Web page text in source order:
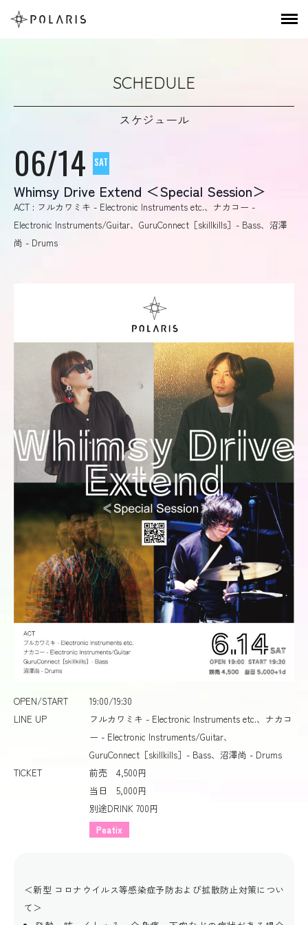
SCHEDULE
スケジュール
06/14 SAT
Whimsy Drive Extend ＜Special Session＞
ACT : フルカワミキ - Electronic Instruments etc.、ナカコー -
Electronic Instruments/Guitar、GuruConnect［skillkills］- Bass、沼澤
尚 - Drums
OPEN/START
19:00/19:30
LINE UP
フルカワミキ - Electronic Instruments etc.、ナカコ
ー - Electronic Instruments/Guitar、
GuruConnect［skillkills］- Bass、沼澤尚 - Drums
TICKET
前売 4,500円
当日 5,000円
別途DRINK 700円
Peatix
＜新型 コロナウイルス等感染症予防および拡散防止対策につい
て＞